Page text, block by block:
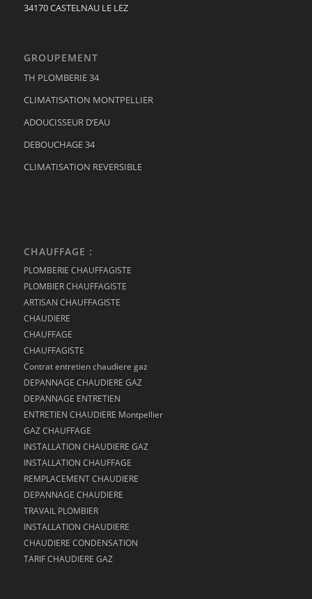
34170 CASTELNAU LE LEZ
GROUPEMENT
TH PLOMBERIE 34
CLIMATISATION MONTPELLIER
ADOUCISSEUR D’EAU
DEBOUCHAGE 34
CLIMATISATION REVERSIBLE
CHAUFFAGE :
PLOMBERIE CHAUFFAGISTE
PLOMBIER CHAUFFAGISTE
ARTISAN CHAUFFAGISTE
CHAUDIERE
CHAUFFAGE
CHAUFFAGISTE
Contrat entretien chaudiere gaz
DEPANNAGE CHAUDIERE GAZ
DEPANNAGE ENTRETIEN
ENTRETIEN CHAUDIERE Montpellier
GAZ CHAUFFAGE
INSTALLATION CHAUDIERE GAZ
INSTALLATION CHAUFFAGE
REMPLACEMENT CHAUDIERE
DEPANNAGE CHAUDIERE
TRAVAIL PLOMBIER
INSTALLATION CHAUDIERE
CHAUDIERE CONDENSATION
TARIF CHAUDIERE GAZ